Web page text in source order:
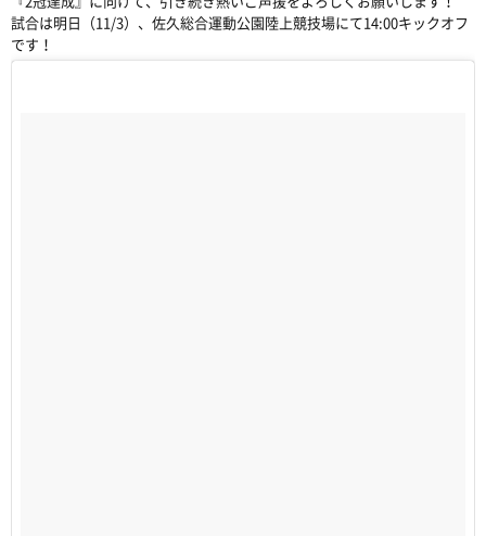
試合は明日（11/3）、佐久総合運動公園陸上競技場にて14:00キックオフ
です！